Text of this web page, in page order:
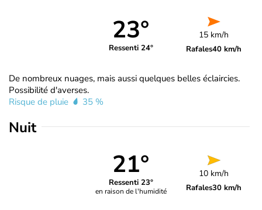
23°
Ressenti 24°
15 km/h
Rafales40 km/h
De nombreux nuages, mais aussi quelques belles éclaircies.
Possibilité d'averses.
Risque de pluie
35 %
Nuit
21°
Ressenti 23°
en raison de l'humidité
10 km/h
Rafales30 km/h